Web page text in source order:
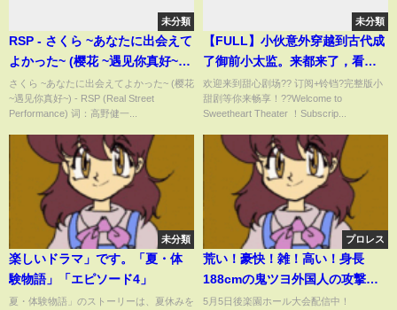
未分類
RSP - さくら ~あなたに出会えて
よかった~ (樱花 ~遇见你真好~)
『樱花樱花想见你』【動態歌
詞】【高音質】
さくら ~あなたに出会えてよかった~ (樱花
~遇见你真好~) - RSP (Real Street
Performance) 词：高野健一...
未分類
【FULL】小伙意外穿越到古代成
了御前小太监。来都来了，看我
林逸如何智斗昌王，勇救太后，
用现代智慧封官拜爵，走向人生
巅峰！《锦衣天下》#短剧
#chinesedrama #穿越 #逆袭 #
古装 #反转
欢迎来到甜心剧场?? 订阅+铃铛?完整版小
甜剧等你来畅享！??Welcome to
Sweetheart Theater ！Subscrip...
未分類
楽しいドラマ」です。「夏・体
験物語」「エピソード4」
夏・体験物語」のストーリーは、夏休みを
プロレス
荒い！豪快！雑！高い！身長
188cmの鬼ツヨ外国人の攻撃が
乱暴極まって...｜Sawyer Wreck
5月5日後楽園ホール大会配信中！